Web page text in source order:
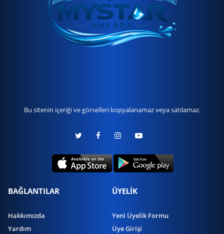
Bu sitenin içeriği ve görselleri kopyalanamaz veya satılamaz.
BAĞLANTILAR
Hakkımızda
Yardım
ÜYELİK
Yeni Üyelik Formu
Üye Girişi